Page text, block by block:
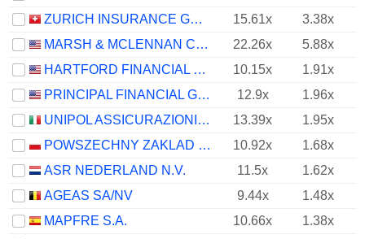
ZURICH INSURANCE GROUP LTD
15.61x
3.38x
MARSH & MCLENNAN COMPANIES
22.26x 5.88x
HARTFORD FINANCIAL SERVICES GROUP (THE), INC.
10.15x
1.91x
PRINCIPAL FINANCIAL GROUP, INC.
12.9x
1.96x
UNIPOL ASSICURAZIONI S.P.A.
13.39x
1.95x
POWSZECHNY ZAKLAD UBEZPIECZE? SPÓLKA AKCYJNA
10.92x
1.68x
ASR NEDERLAND N.V.
11.5x
1.62x
AGEAS SA/NV
9.44x
1.48x
MAPFRE S.A.
10.66x
1.38x